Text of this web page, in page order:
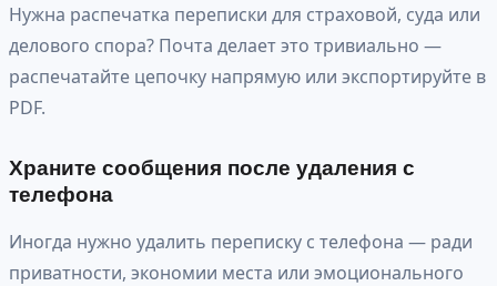
Нужна распечатка переписки для страховой, суда или
делового спора? Почта делает это тривиально —
распечатайте цепочку напрямую или экспортируйте в
PDF.
Храните сообщения после удаления с
телефона
Иногда нужно удалить переписку с телефона — ради
приватности, экономии места или эмоционального